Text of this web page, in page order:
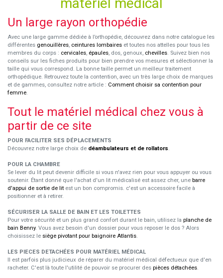
Un large rayon orthopédie
Avec une large gamme dédiée à l’orthopédie, découvrez dans notre catalogue les
différentes genouillères, ceintures lombaires et toutes nos attelles pour tous les
membres du corps : cervicales, épaules, dos, genoux, chevilles. Suivez bien nos
conseils sur les fiches produits pour bien prendre vos mesures et sélectionner la
taille qui vous correspond. La bonne taille permet un meilleur traitement
orthopédique. Retrouvez toute la contention, avec un très large choix de marques
et de gammes, consultez notre article : Comment choisir sa contention pour
femme.
Tout le matériel médical chez vous à
partir de ce site
POUR FACILITER SES DÉPLACEMENTS
Découvrez notre large choix de déambulateurs et de rollators.
POUR LA CHAMBRE
Se lever du lit peut devenir difficile si vous n'avez rien pour vous appuyer ou vous
soutenir. Étant donné que l'achat d'un lit médicalisé est assez cher, une barre
d'appui de sortie de lit est un bon compromis. c'est un accessoire facile à
positionner et à retirer.
SÉCURISER LA SALLE DE BAIN ET LES TOILETTES
Pour votre sécurité et un plus grand confort durant le bain, utilisez la planche de
bain Benny. Vous avez besoin d'un dossier pour vous reposer le dos ? Alors
choisissez le siège pivotant pour baignoire Atlantis.
LES PIECES DETACHÉES POUR MATÉRIEL MÉDICAL
Il est parfois plus judicieux de réparer du matériel médical défectueux que d'en
racheter. C'est là toute l'utilité de pouvoir se procurer des pièces détachées.